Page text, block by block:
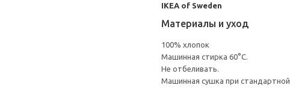
IKEA of Sweden
Материалы и уход
100% хлопок
Машинная стирка 60°С.
Не отбеливать.
Машинная сушка при стандартной